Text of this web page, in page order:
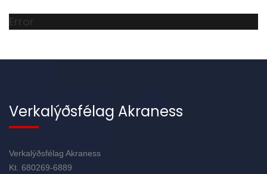
Error
Verkalýðsfélag Akraness
Verkalýðsfélag Akraness
Kt. 680269-6889